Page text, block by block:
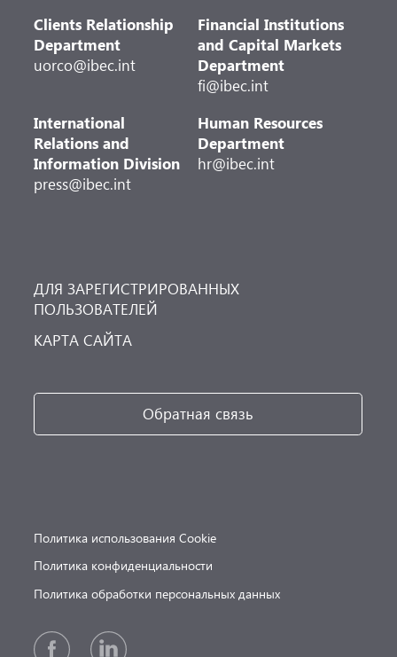
Clients Relationship
Department
uorco@ibec.int
Financial Institutions
and Capital Markets
Department
fi@ibec.int
International
Relations and
Information Division
press@ibec.int
Human Resources
Department
hr@ibec.int
ДЛЯ ЗАРЕГИСТРИРОВАННЫХ
ПОЛЬЗОВАТЕЛЕЙ
КАРТА САЙТА
Обратная связь
Политика использования Cookie
Политика конфиденциальности
Политика обработки персональных данных